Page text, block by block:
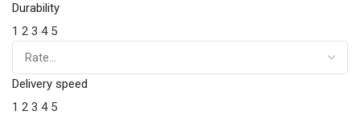
Durability
1 2 3 4 5
Delivery speed
1 2 3 4 5